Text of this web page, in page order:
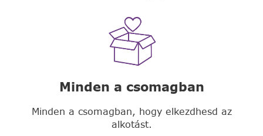
Minden a csomagban
Minden a csomagban, hogy elkezdhesd az
alkotást.